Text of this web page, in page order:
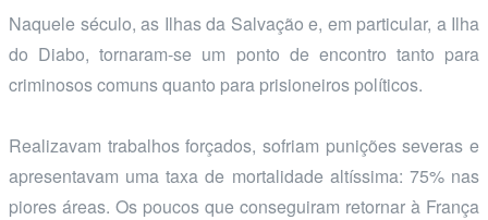
Naquele século, as Ilhas da Salvação e, em particular, a Ilha
do Diabo, tornaram-se um ponto de encontro tanto para
criminosos comuns quanto para prisioneiros políticos.
Realizavam trabalhos forçados, sofriam punições severas e
apresentavam uma taxa de mortalidade altíssima: 75% nas
piores áreas. Os poucos que conseguiram retornar à França